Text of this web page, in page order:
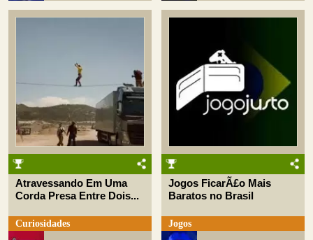
Atravessando Em Uma
Corda Presa Entre Dois...
Curiosidades
Jogos FicarÃ£o Mais
Baratos no Brasil
Jogos